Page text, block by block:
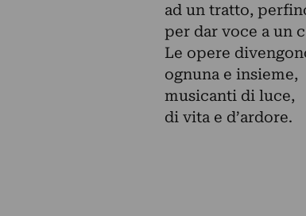
ad un tratto,
per dar voce a un
Le opere
ognuna e insieme,
musicanti di luce,
di vita e d’ardore.